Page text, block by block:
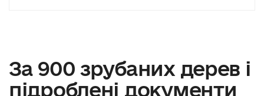
За 900 зрубаних дерев і
підроблені документи